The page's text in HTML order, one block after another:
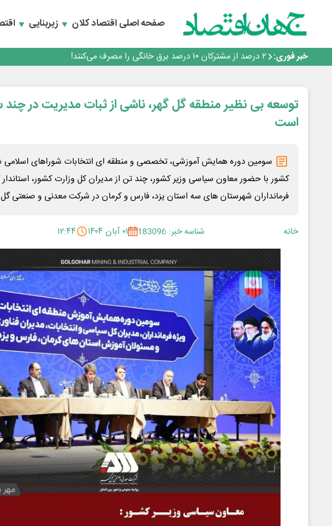
صفحه اصلیاقتصاد کلان زیربنایی
خبر فوری:
افزایش قیمت بلیت اتوبوس فصلی شد؟
چرا بدون ثبات ارزی، صنایع بزرگ ایران در بن‌بست باقی می‌مانند
۲ درصد از مشترکان ۱۰ درصد برق خانگی را مصرف می‌کنند!
روزنامه ۱۷ مرداد
افزایش قیمت بلیت اتوبوس فصلی شد؟
توسعه بی نظیر منطقه گل گهر، ناشی از ثبات مدیریت در چند
است
سومین دوره همایش آموزشی، تخصصی و منطقه ای انتخابات شوراهای اسلامی
کشور با حضور معاون سیاسی وزیر کشور، چند تن از مدیران کل وزارت کشور،
فرمانداران شهرستان های سه استان یزد، فارس و کرمان در شرکت معدنی و صنعتی گل
خانه شناسه خبر: 183096 ۰۱ آبان ۱۴۰۴ ۱۲:۴۴